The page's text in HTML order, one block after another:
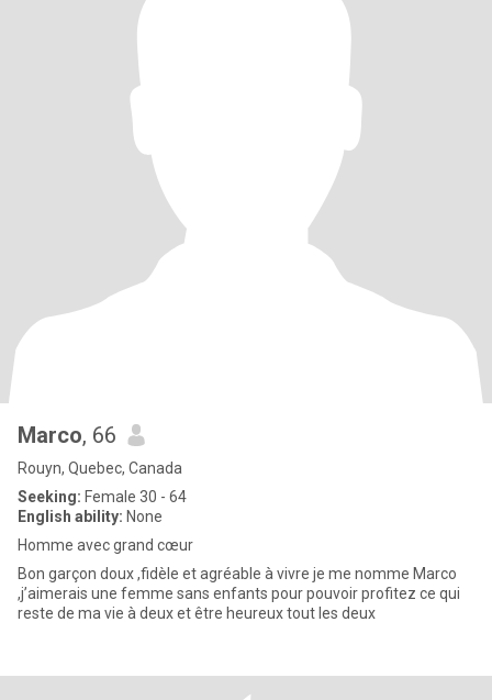
Marco, 66
Rouyn, Quebec, Canada
Seeking: Female 30 - 64
English ability: None
Homme avec grand cœur
Bon garçon doux ,fidèle et agréable à vivre je me nomme Marco
,j’aimerais une femme sans enfants pour pouvoir profitez ce qui
reste de ma vie à deux et être heureux tout les deux